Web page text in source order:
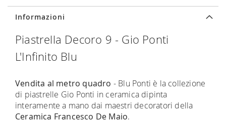
Informazioni
Piastrella Decoro 9 - Gio Ponti
L'Infinito Blu
Vendita al metro quadro - Blu Ponti è la collezione
di piastrelle Gio Ponti in ceramica dipinta
interamente a mano dai maestri decoratori della
Ceramica Francesco De Maio.